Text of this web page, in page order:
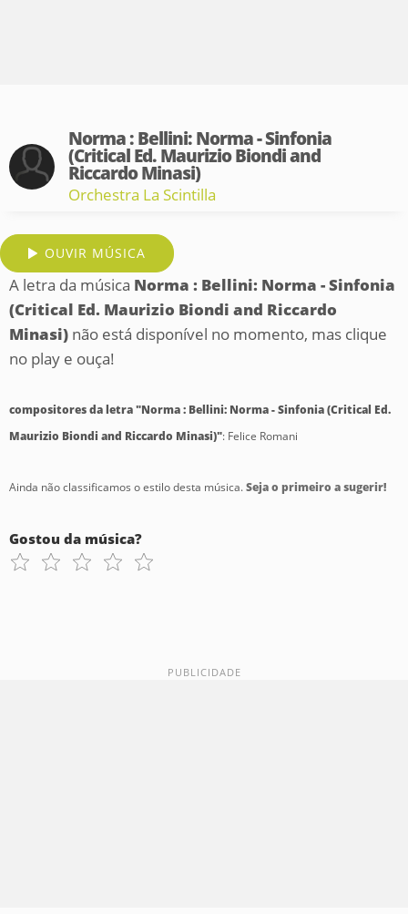
Norma : Bellini: Norma - Sinfonia
(Critical Ed. Maurizio Biondi and
Riccardo Minasi)
Orchestra La Scintilla
OUVIR MÚSICA
A letra da música Norma : Bellini: Norma - Sinfonia
(Critical Ed. Maurizio Biondi and Riccardo
Minasi) não está disponível no momento, mas clique
no play e ouça!
compositores da letra "Norma : Bellini: Norma - Sinfonia (Critical Ed.
Maurizio Biondi and Riccardo Minasi)": Felice Romani
Ainda não classificamos o estilo desta música.Seja o primeiro a sugerir!
Gostou da música?